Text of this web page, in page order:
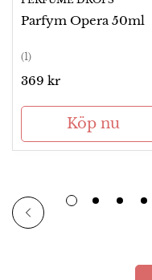
Parfym Opera 50ml
(1)
Ordinarie
369 kr
Köp nu